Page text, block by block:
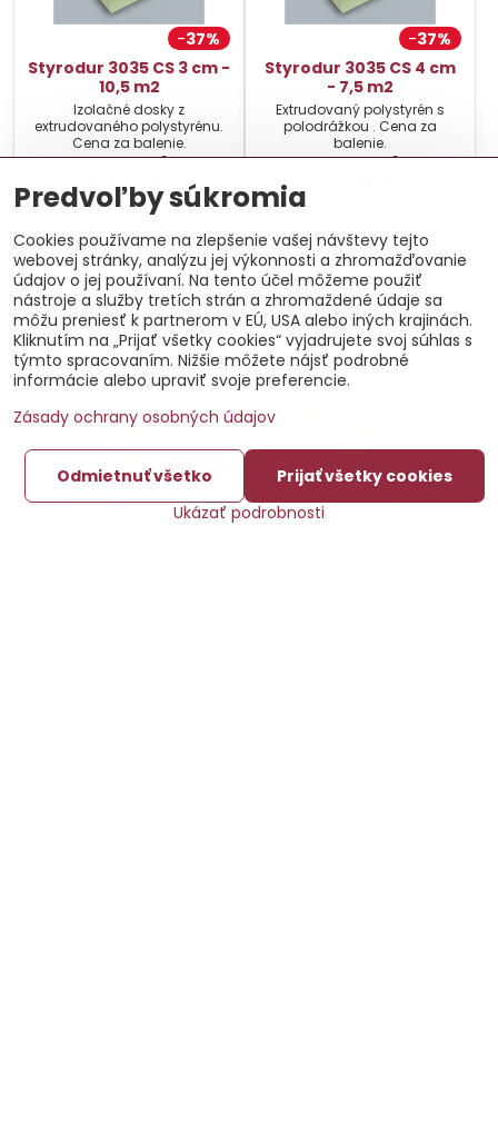
37%
Styrodur 3035 CS 3 cm -
10,5 m2
Izolačné dosky z
extrudovaného polystyrénu.
Cena za balenie.
60,54 €
2
37%
Styrodur 3035 CS 4 cm
- 7,5 m2
Extrudovaný polystyrén s
polodrážkou . Cena za
balenie.
2
37%
Styrodur 303 CS 5 cm -
37%
Predvoľby súkromia
Cookies používame na zlepšenie vašej návštevy tejto
webovej stránky, analýzu jej výkonnosti a zhromažďovanie
údajov o jej používaní. Na tento účel môžeme použiť
nástroje a služby tretích strán a zhromaždené údaje sa
môžu preniesť k partnerom v EÚ, USA alebo iných krajinách.
Kliknutím na „Prijať všetky cookies“ vyjadrujete svoj súhlas s
týmto spracovaním. Nižšie môžete nájsť podrobné
informácie alebo upraviť svoje preferencie.
Zásady ochrany osobných údajov
Ukázať podrobnosti
Prijať všetky cookies
Odmietnuť všetko